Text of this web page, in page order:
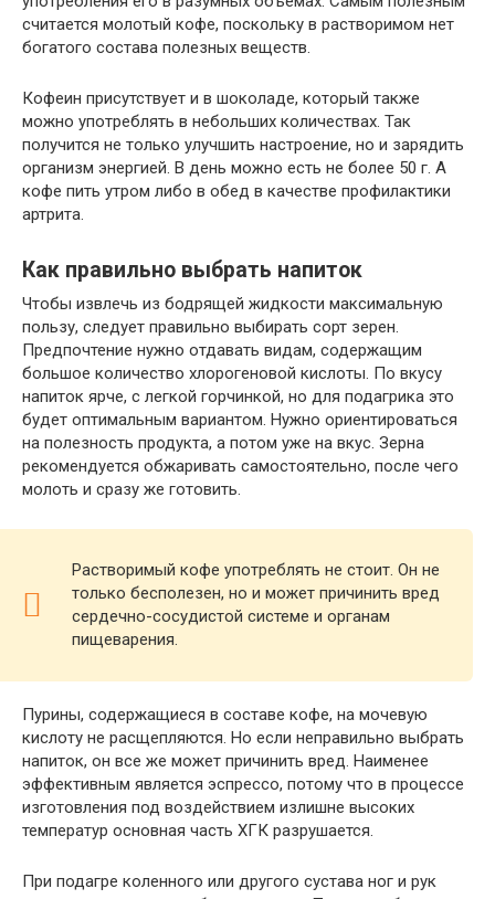
считается молотый кофе, поскольку в растворимом нет
богатого состава полезных веществ.
Кофеин присутствует и в шоколаде, который также
можно употреблять в небольших количествах. Так
получится не только улучшить настроение, но и зарядить
организм энергией. В день можно есть не более 50 г. А
кофе пить утром либо в обед в качестве профилактики
артрита.
Как правильно выбрать напиток
Чтобы извлечь из бодрящей жидкости максимальную
пользу, следует правильно выбирать сорт зерен.
Предпочтение нужно отдавать видам, содержащим
большое количество хлорогеновой кислоты. По вкусу
напиток ярче, с легкой горчинкой, но для подагрика это
будет оптимальным вариантом. Нужно ориентироваться
на полезность продукта, а потом уже на вкус. Зерна
рекомендуется обжаривать самостоятельно, после чего
молоть и сразу же готовить.
Растворимый кофе употреблять не стоит. Он не
только бесполезен, но и может причинить вред
сердечно-сосудистой системе и органам
пищеварения.
Пурины, содержащиеся в составе кофе, на мочевую
кислоту не расщепляются. Но если неправильно выбрать
напиток, он все же может причинить вред. Наименее
эффективным является эспрессо, потому что в процессе
изготовления под воздействием излишне высоких
температур основная часть ХГК разрушается.
При подагре коленного или другого сустава ног и рук